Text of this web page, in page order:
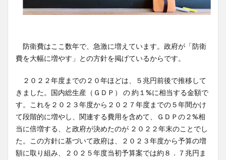
防衛費はここ数年で、急激に増えています。政府が「防衛
費を大幅に増やす」との方針を掲げているからです。
２０２２年度までの２０年ほどは、５兆円前後で推移して
きました。国内総生産（ＧＤＰ） の 約１%に相当する金額で
す。これを２０２３年度から２０２７年度までの５年間かけ
て段階的に増やし、関連する費用を含めて、ＧＤＰの２%相
当に倍増する、と政府が決めたのが ２０２２年末のことでし
た。この方針に基づいて政府は、２０２３年度から予算の増
額に取り組み、２０２５年度当初予算案では約８．７兆円ま